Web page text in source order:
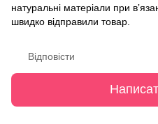
натуральні матеріали при
швидко відправили товар.
Відповісти